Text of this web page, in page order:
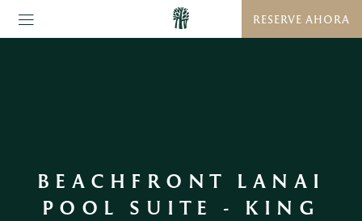
RESERVE AHORA
BEACHFRONT LANAI
POOL SUITE - KING